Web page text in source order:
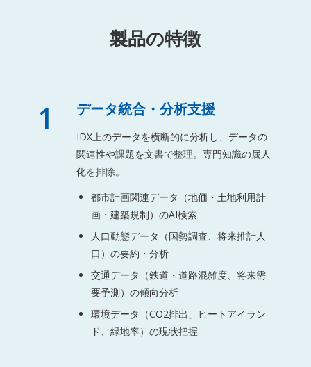
製品の特徴
1 データ統合・分析支援
IDX上のデータを横断的に分析し、データの
関連性や課題を文書で整理。専門知識の属人
化を排除。
都市計画関連データ（地価・土地利用計
画・建築規制）のAI検索
人口動態データ（国勢調査、将来推計人
口）の要約・分析
交通データ（鉄道・道路混雑度、将来需
要予測）の傾向分析
環境データ（CO2排出、ヒートアイラン
ド、緑地率）の現状把握